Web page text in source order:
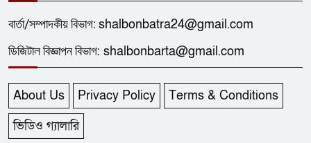
বার্তা/সম্পাদকীয়বিভাগ: shalbonbatra24@gmail.com
ডিজিটাল বিজ্ঞাপন বিভাগ: shalbonbarta@gmail.com
About Us Privacy Policy
Terms & Conditions
ভিডিও গ্যালারি